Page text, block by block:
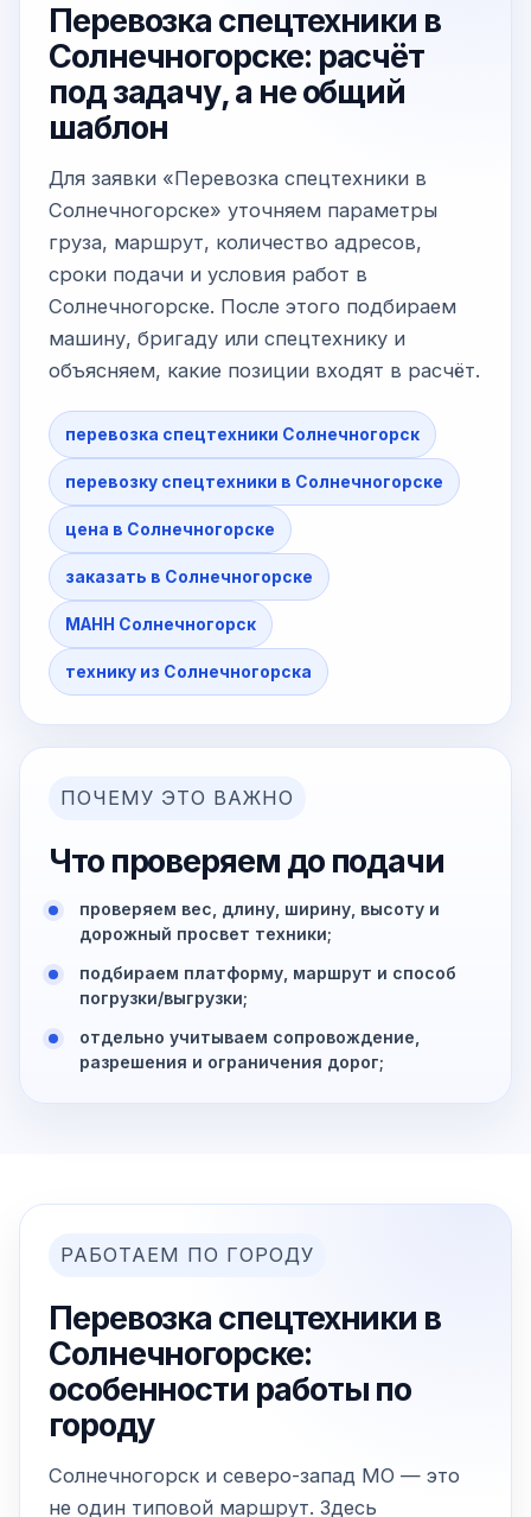
Перевозка спецтехники в
Солнечногорске: расчёт
под задачу, а не общий
шаблон
Для заявки «Перевозка спецтехники в
Солнечногорске» уточняем параметры
груза, маршрут, количество адресов,
сроки подачи и условия работ в
Солнечногорске. После этого подбираем
машину, бригаду или спецтехнику и
объясняем, какие позиции входят в расчёт.
перевозка спецтехники Солнечногорск
перевозку спецтехники в Солнечногорске
цена в Солнечногорске
заказать в Солнечногорске
МАНН Солнечногорск
технику из Солнечногорска
ПОЧЕМУ ЭТО ВАЖНО
Что проверяем до подачи
проверяем вес, длину, ширину, высоту и
дорожный просвет техники;
подбираем платформу, маршрут и способ
погрузки/выгрузки;
отдельно учитываем сопровождение,
разрешения и ограничения дорог;
РАБОТАЕМ ПО ГОРОДУ
Перевозка спецтехники в
Солнечногорске:
особенности работы по
городу
Солнечногорск и северо-запад МО — это
не один типовой маршрут. Здесь